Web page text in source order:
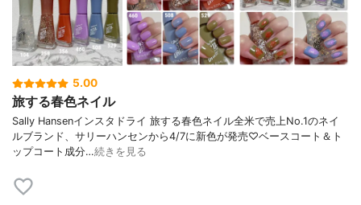
5.00
旅する春色ネイル
Sally Hansenインスタドライ 旅する春色ネイル全米で売上No.1のネイ
ルブランド、サリーハンセンから4/7に新色が発売♡ベースコート＆ト
ップコート成分…続きを見る